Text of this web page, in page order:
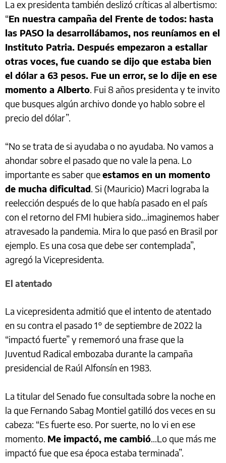
La ex presidenta también deslizó críticas al albertismo:
“En nuestra campaña del Frente de todos: hasta
las PASO la desarrollábamos, nos reuníamos en el
Instituto Patria. Después empezaron a estallar
otras voces, fue cuando se dijo que estaba bien
el dólar a 63 pesos. Fue un error, se lo dije en ese
momento a Alberto. Fui 8 años presidenta y te invito
que busques algún archivo donde yo hablo sobre el
precio del dólar”.
“No se trata de si ayudaba o no ayudaba. No vamos a
ahondar sobre el pasado que no vale la pena. Lo
importante es saber queestamos en un momento
de mucha dificultad. Si (Mauricio) Macri lograba la
reelección después de lo que había pasado en el país
con el retorno del FMI hubiera sido...imaginemos haber
atravesado la pandemia. Mira lo que pasó en Brasil por
ejemplo. Es una cosa que debe ser contemplada”,
agregó la Vicepresidenta.
El atentado
La vicepresidenta admitió que el intento de atentado
en su contra el pasado 1° de septiembre de 2022 la
“impactó fuerte” y rememoró una frase que la
Juventud Radical embozaba durante la campaña
presidencial de Raúl Alfonsín en 1983.
La titular del Senado fue consultada sobre la noche en
la que Fernando Sabag Montiel gatilló dos veces en su
cabeza: “Es fuerte eso. Por suerte, no lo vi en ese
momento. Me impactó, me cambió...Lo que más me
impactó fue que esa época estaba terminada”.